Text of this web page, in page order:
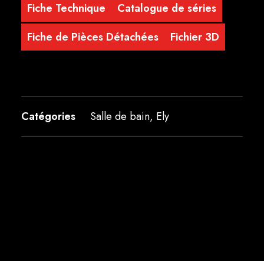
Fiche Technique
Catalogue de séries
Fiche de Pièces Détachées
Fichier 3D
Catégories Salle de bain, Ely